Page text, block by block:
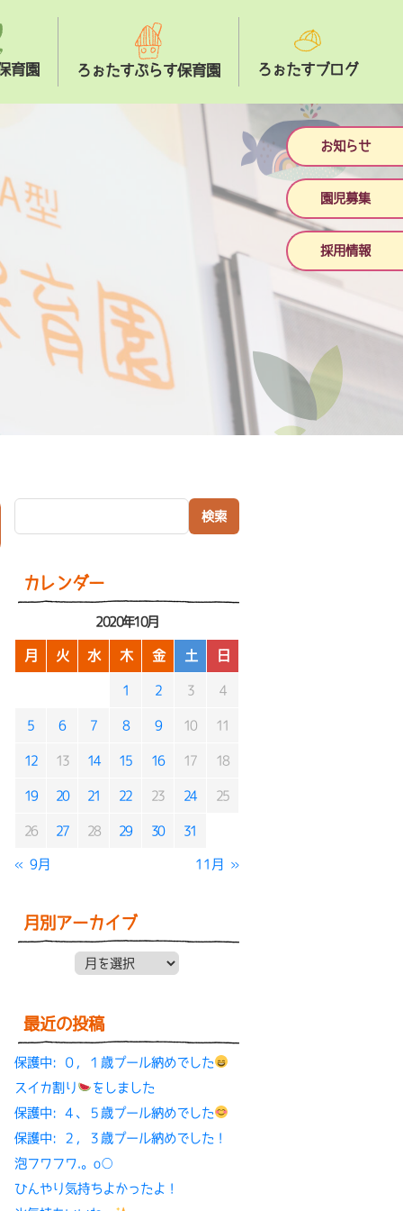
お知らせ
園児募集
採用情報
育園 ろぉたすぷらす保育園 ろぉたすブログ
カレンダー
2020年10月
月 火 水 木 金 土 日
1 2 3 4
5 6 7 8 9 10 11
12 13 14 15 16 17 18
19 20 21 22 23 24 25
26 27 28 29 30 31
« 9月 11月 »
月別アーカイブ
月別アーカイブ
最近の投稿
保護中: ０，１歳プール納めでした
スイカ割り
をしました
保護中: ４、５歳プール納めでした
保護中: ２，３歳プール納めでした！
泡フワフワ.。o○
ひんやり気持ちよかったよ！